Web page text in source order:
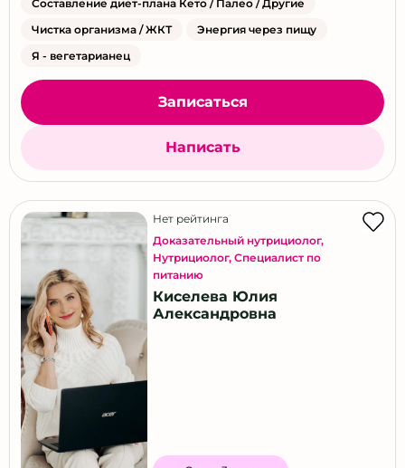
Киров
Кисловодск
Красногорск
Липецк
Майкоп
Махачкала
Мурманск
Набережные Челны
Нижний Новгород
Новокузнецк
Новосибирск
Омск
Оренбург
Пенза
Составление диет-плана Кето / Палео / Другие
Чистка организма / ЖКТ
Энергия через пищу
Я - вегетарианец
Записаться
Написать
Нет рейтинга
Доказательный нутрициолог,
Нутрициолог, Специалист по
питанию
Киселева Юлия
Александровна